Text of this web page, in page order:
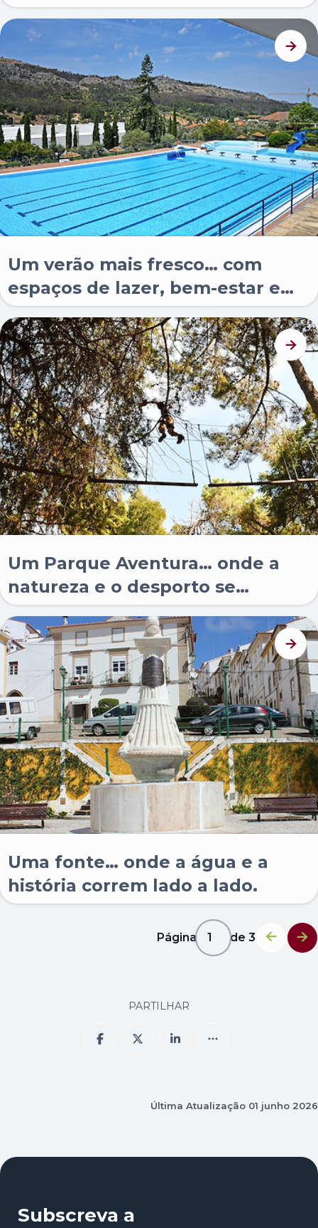
Um verão mais fresco… com
espaços de lazer, bem-estar e
momentos para desfrutar em
família.
Um Parque Aventura… onde a
natureza e o desporto se
encontram.
Uma fonte… onde a água e a
história correm lado a lado.
Página 11 de 3
PARTILHAR
Última Atualização 01 junho 2026
Subscreva a